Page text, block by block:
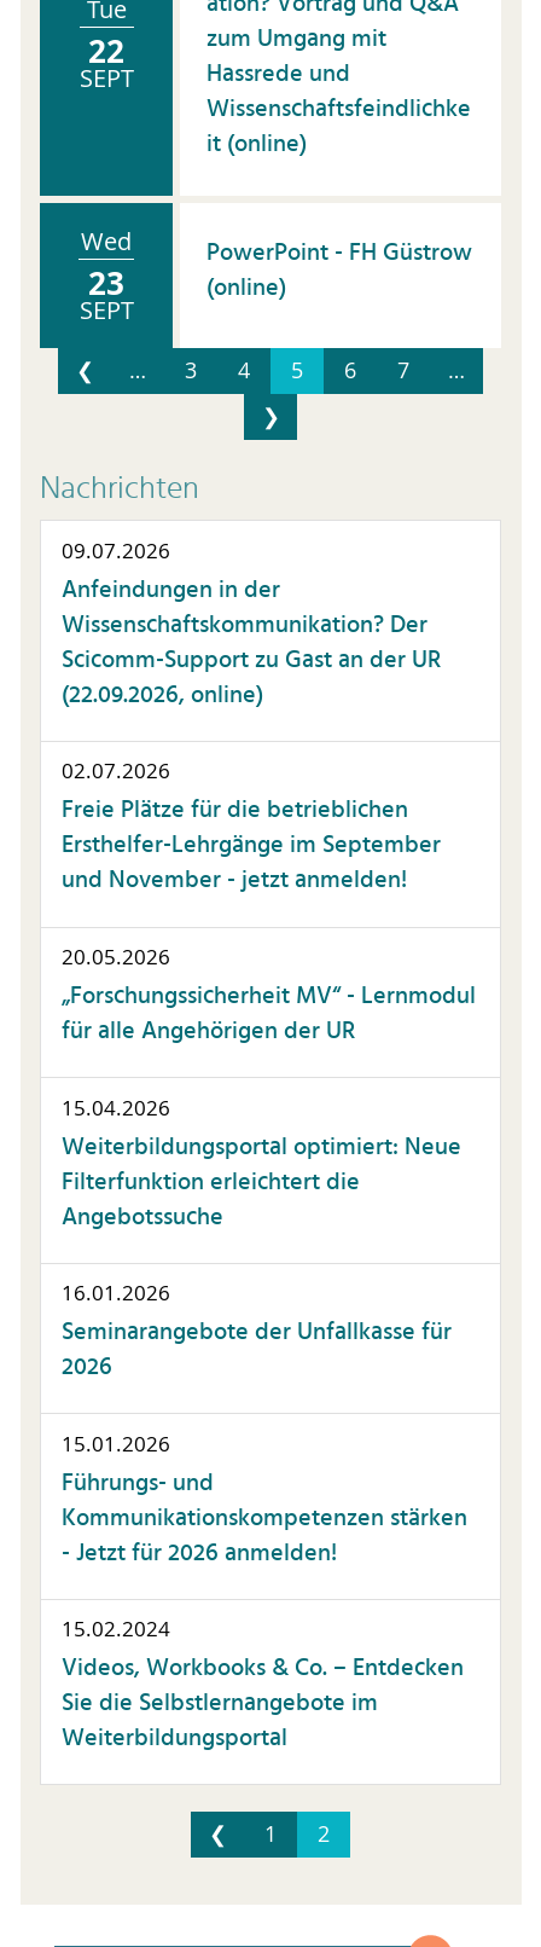
Tue
22
SEPT
zum Umgang mit
Hassrede und
Wissenschaftsfeindlichke
it (online)
Wed
23
SEPT
PowerPoint - FH Güstrow
(online)
❮ … 3 4 5 6 7
…
❯
Nachrichten
09.07.2026
Anfeindungen in der
Wissenschaftskommunikation? Der
Scicomm-Support zu Gast an der UR
(22.09.2026, online)
02.07.2026
Freie Plätze für die betrieblichen
Ersthelfer-Lehrgänge im September
und November - jetzt anmelden!
20.05.2026
„Forschungssicherheit MV“ - Lernmodul
für alle Angehörigen der UR
15.04.2026
Weiterbildungsportal optimiert: Neue
Filterfunktion erleichtert die
Angebotssuche
16.01.2026
Seminarangebote der Unfallkasse für
2026
15.01.2026
Führungs- und
Kommunikationskompetenzen stärken
- Jetzt für 2026 anmelden!
15.02.2024
Videos, Workbooks & Co. – Entdecken
Sie die Selbstlernangebote im
Weiterbildungsportal
❮ 1 2